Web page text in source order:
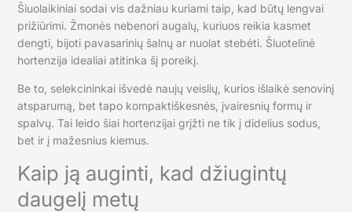
Šiuolaikiniai sodai vis dažniau kuriami taip, kad būtų lengvai
prižiūrimi. Žmonės nebenori augalų, kuriuos reikia kasmet
dengti, bijoti pavasarinių šalnų ar nuolat stebėti. Šluotelinė
hortenzija idealiai atitinka šį poreikį.
Be to, selekcininkai išvedė naujų veislių, kurios išlaikė senovinį
atsparumą, bet tapo kompaktiškesnės, įvairesnių formų ir
spalvų. Tai leido šiai hortenzijai grįžti ne tik į didelius sodus,
bet ir į mažesnius kiemus.
Kaip ją auginti, kad džiugintų
daugelį metų